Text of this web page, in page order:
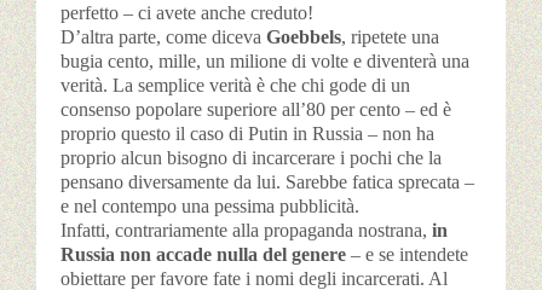
perfetto – ci avete anche creduto!
D’altra parte, come diceva Goebbels, ripetete una
bugia cento, mille, un milione di volte e diventerà una
verità. La semplice verità è che chi gode di un
consenso popolare superiore all’80 per cento – ed è
proprio questo il caso di Putin in Russia – non ha
proprio alcun bisogno di incarcerare i pochi che la
pensano diversamente da lui. Sarebbe fatica sprecata –
e nel contempo una pessima pubblicità.
Infatti, contrariamente alla propaganda nostrana, in
Russia non accade nulla del genere – e se intendete
obiettare per favore fate i nomi degli incarcerati. Al